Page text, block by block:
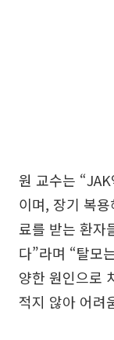
원 교수는
이며, 장기 복
료를 받는 환자
다”라며 “탈모
양한 원인으로
적지 않아 어려